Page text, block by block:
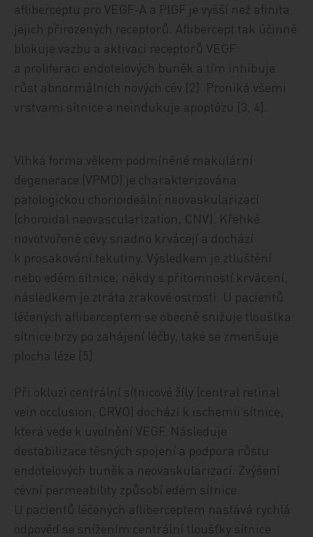
afliberceptu pro VEGF-A a PlGF je vyšší než afinita
jejich přirozených receptorů. Aflibercept tak účinně
blokuje vazbu a aktivaci receptorů VEGF
a proliferaci endotelových buněk a tím inhibuje
růst abnormálních nových cév [2]. Proniká všemi
vrstvami sítnice a neindukuje apoptózu [3, 4].
Vlhká forma věkem podmíněné makulární
degenerace (VPMD) je charakterizována
patologickou chorioideální neovaskularizací
(choroidal neovascularization, CNV). Křehké
novotvořené cévy snadno krvácejí a dochází
k prosakování tekutiny. Výsledkem je ztluštění
nebo edém sítnice, někdy s přítomností krvácení,
následkem je ztráta zrakové ostrosti. U pacientů
léčených afliberceptem se obecně snižuje tloušťka
sítnice brzy po zahájení léčby, také se zmenšuje
plocha léze [5].
Při okluzi centrální sítnicové žíly (central retinal
vein occlusion, CRVO) dochází k ischemii sítnice,
která vede k uvolnění VEGF. Následuje
destabilizace těsných spojení a podpora růstu
endotelových buněk a neovaskularizací. Zvýšení
cévní permeability způsobí edém sítnice.
U pacientů léčených afliberceptem nastává rychlá
odpověď se snížením centrální tloušťky sítnice